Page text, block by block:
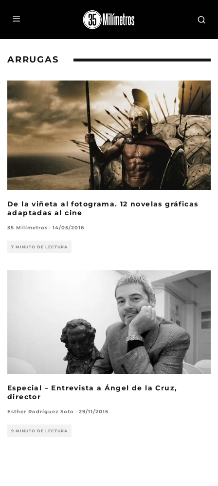
ARRUGAS
De la viñeta al fotograma. 12 novelas gráficas
adaptadas al cine
35 Milímetros · 14/05/2016
7 MINUTO DE LECTURA
Especial – Entrevista a Ángel de la Cruz,
director
Esther Rodríguez Soto · 29/11/2015
9 MINUTO DE LECTURA